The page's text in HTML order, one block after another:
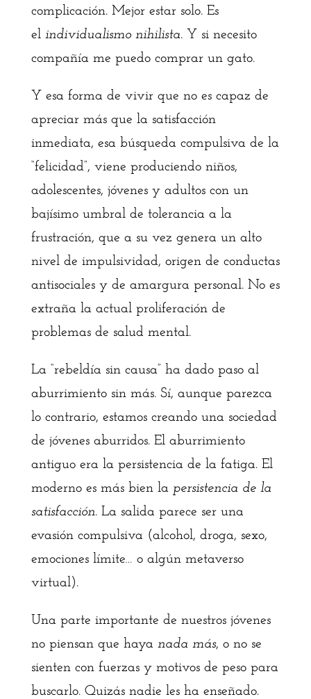
complicación. Mejor estar solo. Es
el individualismo nihilista.Y si necesito
compañía me puedo comprar un gato.
Y esa forma de vivir que no es capaz de
apreciar más que la satisfacción
inmediata, esa búsqueda compulsiva de la
“felicidad”, viene produciendo niños,
adolescentes, jóvenes y adultos con un
bajísimo umbral de tolerancia a la
frustración, que a su vez genera un alto
nivel de impulsividad, origen de conductas
antisociales y de amargura personal. No es
extraña la actual proliferación de
problemas de salud mental.
La “rebeldía sin causa” ha dado paso al
aburrimiento sin más. Sí, aunque parezca
lo contrario, estamos creando una sociedad
de jóvenes aburridos. El aburrimiento
antiguo era la persistencia de la fatiga. El
moderno es más bien la persistencia de la
satisfacción.La salida parece ser una
evasión compulsiva (alcohol, droga, sexo,
emociones límite… o algún metaverso
virtual).
Una parte importante de nuestros jóvenes
no piensan que haya nada más, o no se
sienten con fuerzas y motivos de peso para
buscarlo. Quizás nadie les ha enseñado.